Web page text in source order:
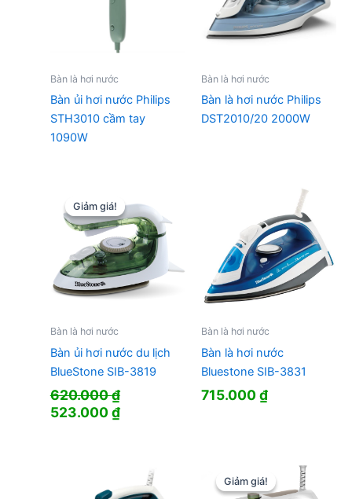
Bàn là hơi nước
Bàn ủi hơi nước Philips
STH3010 cầm tay
1090W
Bàn là hơi nước
Bàn là hơi nước Philips
DST2010/20 2000W
Giảm giá!
Giảm giá!
Bàn là hơi nước
Bàn ủi hơi nước du lịch
BlueStone SIB-3819
620.000₫
Giá
523.000₫Giá
523.000 ₫.
Bàn là hơi nước
Bàn là hơi nước
Bluestone SIB-3831
715.000₫
Giảm giá!
Giảm giá!